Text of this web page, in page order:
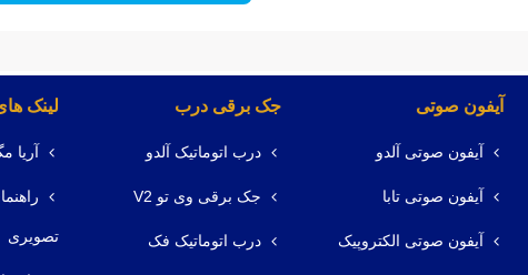
آیفون صوتی
آیفون صوتی آلدو
آیفون صوتی تابا
آیفون صوتی الکتروپیک
جک برقی درب
درب اتوماتیک آلدو
جک برقی وی تو V2
درب اتوماتیک فک
لینک
آریا
تصویری